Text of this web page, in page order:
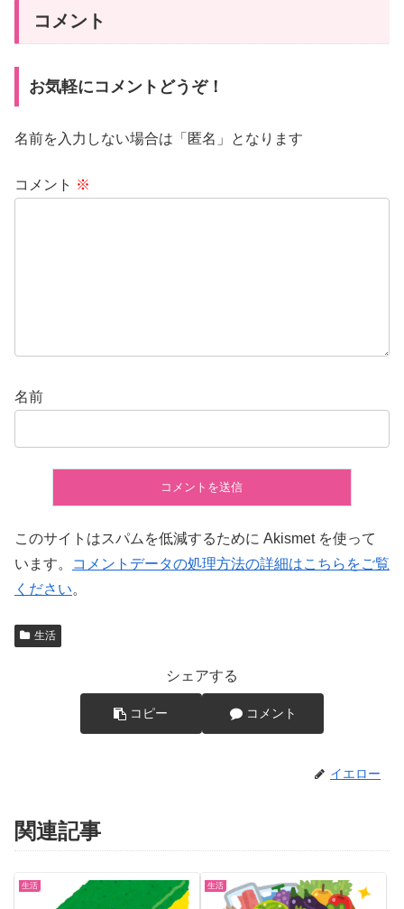
コメント
お気軽にコメントどうぞ！
名前を入力しない場合は「匿名」となります
コメント ※
名前
このサイトはスパムを低減するために Akismet を使って
います。
コメントデータの処理方法の詳細はこちらをご覧
ください。
生活
シェアする
コピー コメント
イエロー
関連記事
生活 生活